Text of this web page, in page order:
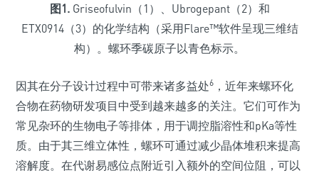
图1.Griseofulvin（1）、Ubrogepant（2）和
ETX0914（3）的化学结构（采用Flare™软件呈现三维结
构）。螺环季碳原子以青色标示。
因其在分子设计过程中可带来诸多益处6 ，近年来螺环化
合物在药物研发项目中受到越来越多的关注。它们可作为
常见杂环的生物电子等排体，用于调控脂溶性和pKa等性
质。由于其三维立体性，螺环可通过减少晶体堆积来提高
溶解度。在代谢易感位点附近引入额外的空间位阻，可以